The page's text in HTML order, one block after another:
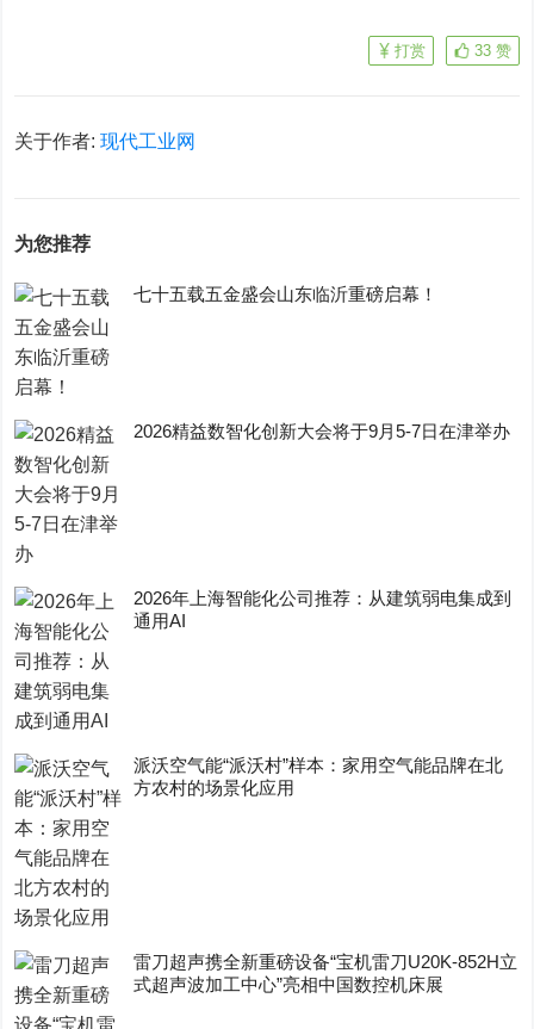
33 赞
打赏
关于作者:现代工业网
为您推荐
七十五载五金盛会山东临沂重磅启幕！
2026精益数智化创新大会将于9月5-7日在津举办
2026年上海智能化公司推荐：从建筑弱电集成到
通用AI
派沃空气能“派沃村”样本：家用空气能品牌在北
方农村的场景化应用
雷刀超声携全新重磅设备“宝机雷刀U20K-852H立
式超声波加工中心”亮相中国数控机床展